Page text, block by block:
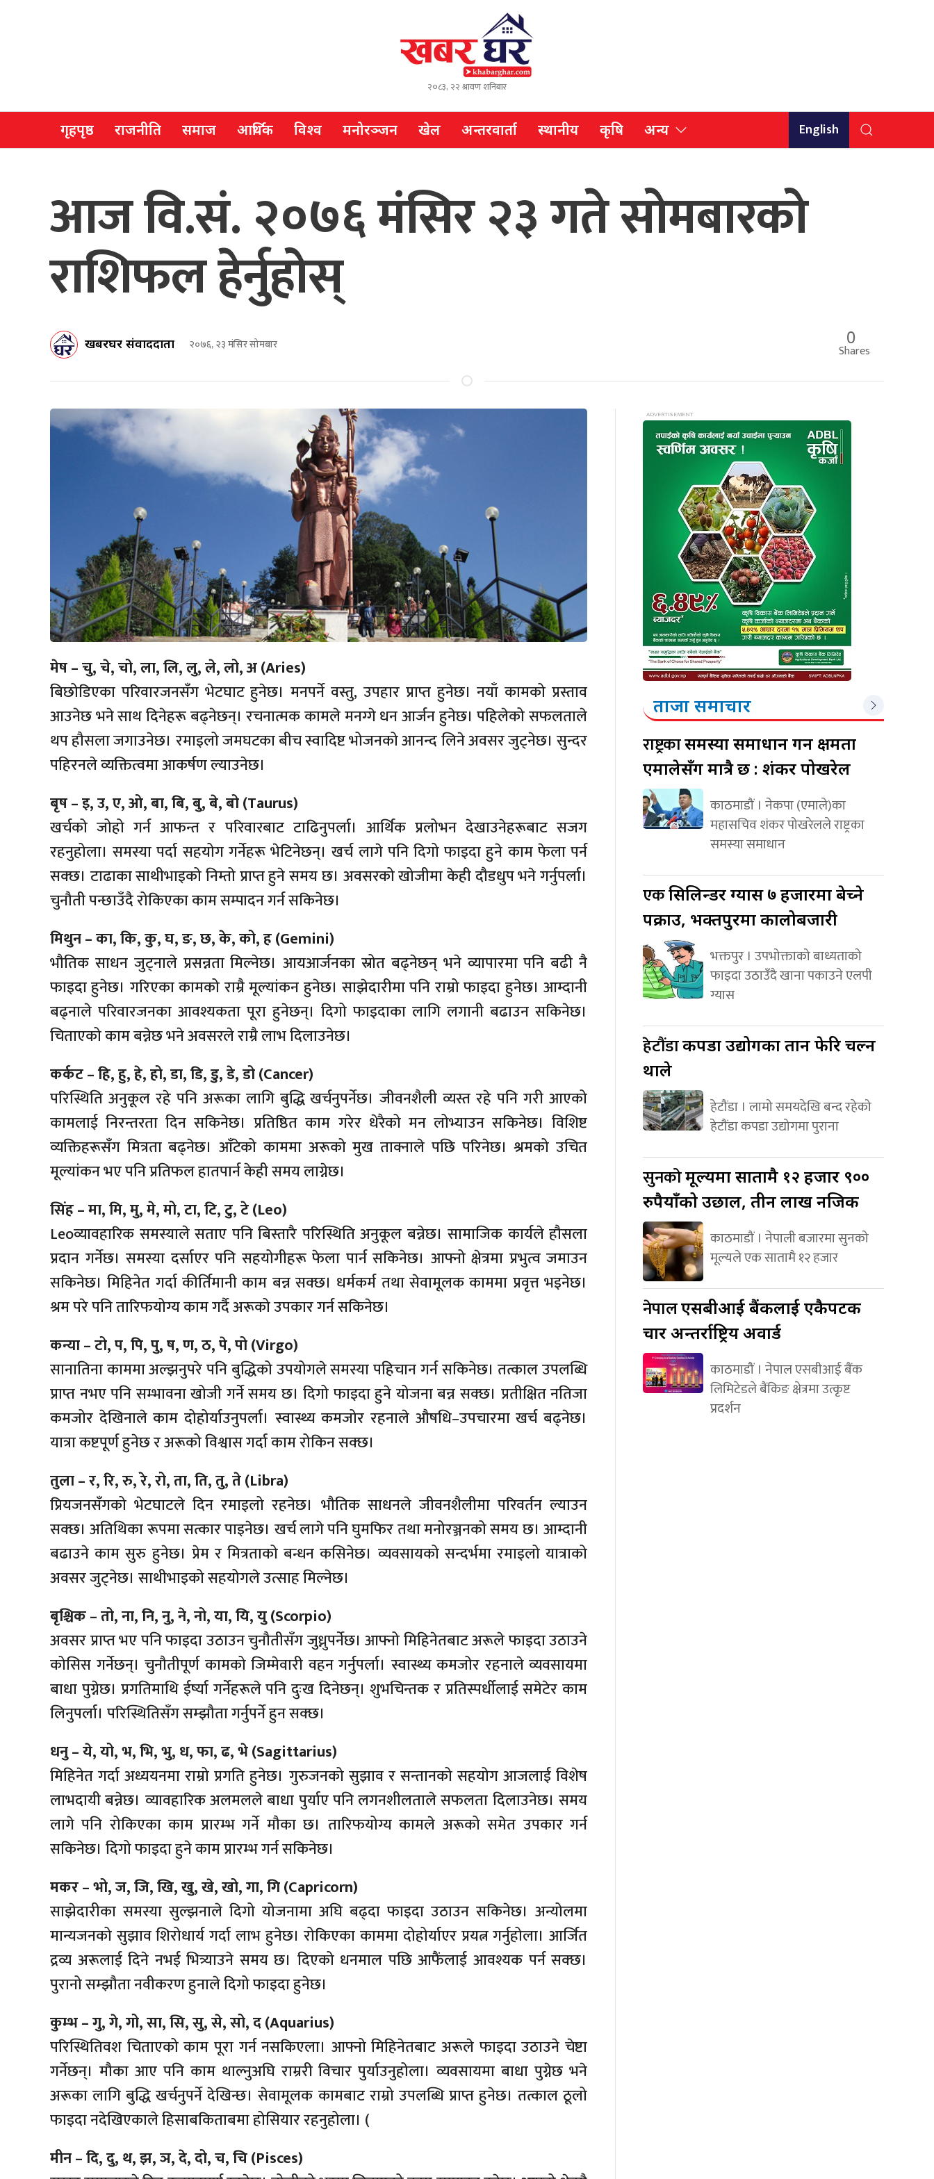
२०८३, २२ श्रावण शनिबार
गृहपृष्ठ राजनीति समाज आर्थिक विश्व मनोरञ्जन खेल अन्तरवार्ता स्थानीय कृषि अन्य English
आज वि.सं. २०७६ मंसिर २३ गते सोमबारको
राशिफल हेर्नुहोस्
खबरघर संवाददाता २०७६, २३ मंसिर सोमबार 0
Shares
मेष – चु, चे, चो, ला, लि, लु, ले, लो, अ (Aries)
बिछोडिएका परिवारजनसँग भेटघाट हुनेछ। मनपर्ने वस्तु, उपहार प्राप्त हुनेछ। नयाँ कामको प्रस्ताव
आउनेछ भने साथ दिनेहरू बढ्नेछन्। रचनात्मक कामले मनग्गे धन आर्जन हुनेछ। पहिलेको सफलताले
थप हौसला जगाउनेछ। रमाइलो जमघटका बीच स्वादिष्ट भोजनको आनन्द लिने अवसर जुट्नेछ। सुन्दर
पहिरनले व्यक्तित्वमा आकर्षण ल्याउनेछ।
बृष – इ, उ, ए, ओ, बा, बि, बु, बे, बो (Taurus)
खर्चको जोहो गर्न आफन्त र परिवारबाट टाढिनुपर्ला। आर्थिक प्रलोभन देखाउनेहरूबाट सजग
रहनुहोला। समस्या पर्दा सहयोग गर्नेहरू भेटिनेछन्। खर्च लागे पनि दिगो फाइदा हुने काम फेला पर्न
सक्छ। टाढाका साथीभाइको निम्तो प्राप्त हुने समय छ। अवसरको खोजीमा केही दौडधुप भने गर्नुपर्ला।
चुनौती पन्छाउँदै रोकिएका काम सम्पादन गर्न सकिनेछ।
मिथुन – का, कि, कु, घ, ङ, छ, के, को, ह (Gemini)
भौतिक साधन जुट्नाले प्रसन्नता मिल्नेछ। आयआर्जनका स्रोत बढ्नेछन् भने व्यापारमा पनि बढी नै
फाइदा हुनेछ। गरिएका कामको राम्रै मूल्यांकन हुनेछ। साझेदारीमा पनि राम्रो फाइदा हुनेछ। आम्दानी
बढ्नाले परिवारजनका आवश्यकता पूरा हुनेछन्। दिगो फाइदाका लागि लगानी बढाउन सकिनेछ।
चिताएको काम बन्नेछ भने अवसरले राम्रै लाभ दिलाउनेछ।
कर्कट – हि, हु, हे, हो, डा, डि, डु, डे, डो (Cancer)
परिस्थिति अनुकूल रहे पनि अरूका लागि बुद्धि खर्चनुपर्नेछ। जीवनशैली व्यस्त रहे पनि गरी आएको
कामलाई निरन्तरता दिन सकिनेछ। प्रतिष्ठित काम गरेर धेरैको मन लोभ्याउन सकिनेछ। विशिष्ट
व्यक्तिहरूसँग मित्रता बढ्नेछ। आँटेको काममा अरूको मुख ताक्नाले पछि परिनेछ। श्रमको उचित
मूल्यांकन भए पनि प्रतिफल हातपार्न केही समय लाग्नेछ।
सिंह – मा, मि, मु, मे, मो, टा, टि, टु, टे (Leo)
Leoव्यावहारिक समस्याले सताए पनि बिस्तारै परिस्थिति अनुकूल बन्नेछ। सामाजिक कार्यले हौसला
प्रदान गर्नेछ। समस्या दर्साएर पनि सहयोगीहरू फेला पार्न सकिनेछ। आफ्नो क्षेत्रमा प्रभुत्व जमाउन
सकिनेछ। मिहिनेत गर्दा कीर्तिमानी काम बन्न सक्छ। धर्मकर्म तथा सेवामूलक काममा प्रवृत्त भइनेछ।
श्रम परे पनि तारिफयोग्य काम गर्दै अरूको उपकार गर्न सकिनेछ।
कन्या – टो, प, पि, पु, ष, ण, ठ, पे, पो (Virgo)
सानातिना काममा अल्झनुपरे पनि बुद्धिको उपयोगले समस्या पहिचान गर्न सकिनेछ। तत्काल उपलब्धि
प्राप्त नभए पनि सम्भावना खोजी गर्ने समय छ। दिगो फाइदा हुने योजना बन्न सक्छ। प्रतीक्षित नतिजा
कमजोर देखिनाले काम दोहोर्याउनुपर्ला। स्वास्थ्य कमजोर रहनाले औषधि–उपचारमा खर्च बढ्नेछ।
यात्रा कष्टपूर्ण हुनेछ र अरूको विश्वास गर्दा काम रोकिन सक्छ।
तुला – र, रि, रु, रे, रो, ता, ति, तु, ते (Libra)
प्रियजनसँगको भेटघाटले दिन रमाइलो रहनेछ। भौतिक साधनले जीवनशैलीमा परिवर्तन ल्याउन
सक्छ। अतिथिका रूपमा सत्कार पाइनेछ। खर्च लागे पनि घुमफिर तथा मनोरञ्जनको समय छ। आम्दानी
बढाउने काम सुरु हुनेछ। प्रेम र मित्रताको बन्धन कसिनेछ। व्यवसायको सन्दर्भमा रमाइलो यात्राको
अवसर जुट्नेछ। साथीभाइको सहयोगले उत्साह मिल्नेछ।
बृश्चिक – तो, ना, नि, नु, ने, नो, या, यि, यु (Scorpio)
अवसर प्राप्त भए पनि फाइदा उठाउन चुनौतीसँग जुध्नुपर्नेछ। आफ्नो मिहिनेतबाट अरूले फाइदा उठाउने
कोसिस गर्नेछन्। चुनौतीपूर्ण कामको जिम्मेवारी वहन गर्नुपर्ला। स्वास्थ्य कमजोर रहनाले व्यवसायमा
बाधा पुग्नेछ। प्रगतिमाथि ईर्ष्या गर्नेहरूले पनि दुःख दिनेछन्। शुभचिन्तक र प्रतिस्पर्धीलाई समेटेर काम
लिनुपर्ला। परिस्थितिसँग सम्झौता गर्नुपर्ने हुन सक्छ।
धनु – ये, यो, भ, भि, भु, ध, फा, ढ, भे (Sagittarius)
मिहिनेत गर्दा अध्ययनमा राम्रो प्रगति हुनेछ। गुरुजनको सुझाव र सन्तानको सहयोग आजलाई विशेष
लाभदायी बन्नेछ। व्यावहारिक अलमलले बाधा पुर्याए पनि लगनशीलताले सफलता दिलाउनेछ। समय
लागे पनि रोकिएका काम प्रारम्भ गर्ने मौका छ। तारिफयोग्य कामले अरूको समेत उपकार गर्न
सकिनेछ। दिगो फाइदा हुने काम प्रारम्भ गर्न सकिनेछ।
मकर – भो, ज, जि, खि, खु, खे, खो, गा, गि (Capricorn)
साझेदारीका समस्या सुल्झनाले दिगो योजनामा अघि बढ्दा फाइदा उठाउन सकिनेछ। अन्योलमा
मान्यजनको सुझाव शिरोधार्य गर्दा लाभ हुनेछ। रोकिएका काममा दोहोर्याएर प्रयत्न गर्नुहोला। आर्जित
द्रव्य अरूलाई दिने नभई भित्र्याउने समय छ। दिएको धनमाल पछि आफैंलाई आवश्यक पर्न सक्छ।
पुरानो सम्झौता नवीकरण हुनाले दिगो फाइदा हुनेछ।
कुम्भ – गु, गे, गो, सा, सि, सु, से, सो, द (Aquarius)
परिस्थितिवश चिताएको काम पूरा गर्न नसकिएला। आफ्नो मिहिनेतबाट अरूले फाइदा उठाउने चेष्टा
गर्नेछन्। मौका आए पनि काम थाल्नुअघि राम्ररी विचार पुर्याउनुहोला। व्यवसायमा बाधा पुग्नेछ भने
अरूका लागि बुद्धि खर्चनुपर्ने देखिन्छ। सेवामूलक कामबाट राम्रो उपलब्धि प्राप्त हुनेछ। तत्काल ठूलो
फाइदा नदेखिएकाले हिसाबकिताबमा होसियार रहनुहोला। (
मीन – दि, दु, थ, झ, ञ, दे, दो, च, चि (Pisces)
ताजा समाचार
राष्ट्रकासमस्या समाधान गर्ने क्षमता
एमालेसँग मात्रै छ : शंकर पोखरेल
काठमाडौं । नेकपा (एमाले)का
महासचिव शंकर पोखरेलले राष्ट्रका
समस्या समाधान
एकसिलिन्डर ग्यास ७ हजारमा बेच्ने
पक्राउ, भक्तपुरमा कालोबजारी
भक्तपुर । उपभोक्ताको बाध्यताको
फाइदा उठाउँदै खाना पकाउने एलपी
ग्यास
हेटौंडाकपडा उद्योगका तान फेरि चल्न
थाले
हेटौंडा । लामो समयदेखि बन्द रहेको
हेटौंडा कपडा उद्योगमा पुराना
सुनकोमूल्यमा सातामै १२ हजार ९००
रुपैयाँको उछाल, तीन लाख नजिक
काठमाडौं । नेपाली बजारमा सुनको
मूल्यले एक सातामै १२ हजार
नेपालएसबीआई बैंकलाई एकैपटक
चार अन्तर्राष्ट्रिय अवार्ड
काठमाडौं । नेपाल एसबीआई बैंक
लिमिटेडले बैंकिङ क्षेत्रमा उत्कृष्ट
प्रदर्शन